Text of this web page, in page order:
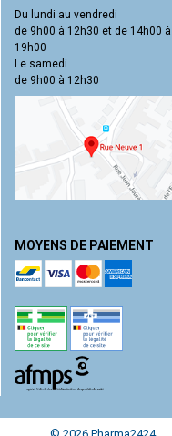
Du lundi au vendredi
de 9h00 à 12h30 et de 14h00 à
19h00
Le samedi
de 9h00 à 12h30
MOYENS DE PAIEMENT